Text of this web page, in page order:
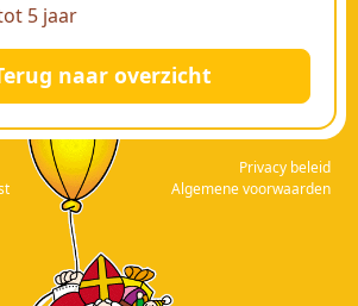
5 jaar
naar overzicht
Privacy beleid
Algemene voorwaarden